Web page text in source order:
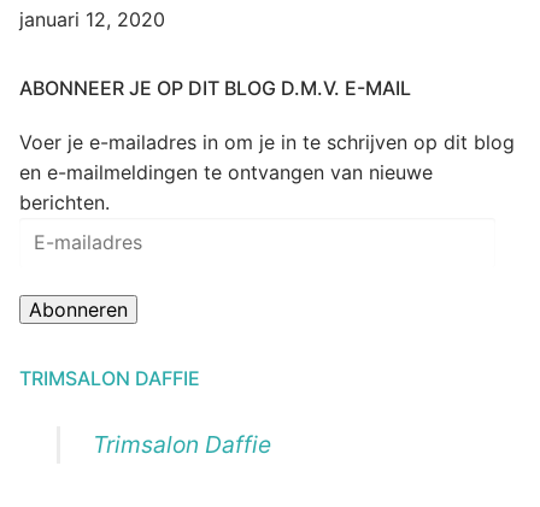
januari 12, 2020
ABONNEER JE OP DIT BLOG D.M.V. E-MAIL
Voer je e-mailadres in om je in te schrijven op dit blog
en e-mailmeldingen te ontvangen van nieuwe
berichten.
E-
Abonneren
TRIMSALON DAFFIE
Trimsalon Daffie